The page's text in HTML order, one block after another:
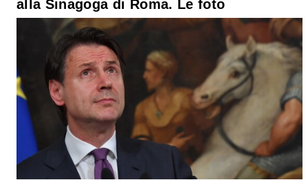
alla Sinagoga di Roma. Le foto